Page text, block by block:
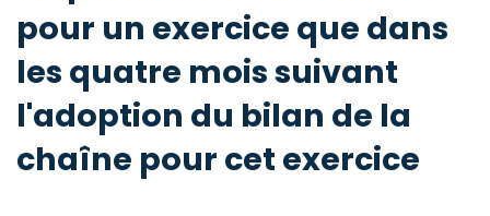
pour un exercice que dans
les quatre mois suivant
l'adoption du bilan de la
chaîne pour cet exercice